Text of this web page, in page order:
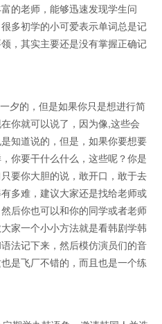
的老师，能够迅速发现学生问
多初学的小可爱表示单词总是记
，其实主要还是没有掌握正确记
夕的，但是如果你只是想进行简
你就可以说了，因为像,这些会
知道说的，但是，如果你要想要
你要干什么什么，这些呢？你是
要你大胆的说，敢开口，敢于去
多难，建议大家还是找给老师或
后你也可以和你的同学或者老师
家一个小小方法就是看韩剧学韩
法记下来，然后模仿演员们的音
是飞厂不错的，而且也是一个练